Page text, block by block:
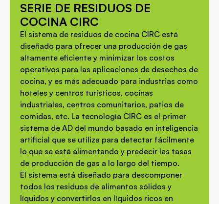
SERIE DE RESIDUOS DE
COCINA CIRC
El sistema de residuos de cocina CIRC está
diseñado para ofrecer una producción de gas
altamente eficiente y minimizar los costos
operativos para las aplicaciones de desechos de
cocina, y es más adecuado para industrias como
hoteles y centros turísticos, cocinas
industriales, centros comunitarios, patios de
comidas, etc. La tecnología CIRC es el primer
sistema de AD del mundo basado en inteligencia
artificial que se utiliza para detectar fácilmente
lo que se está alimentando y predecir las tasas
de producción de gas a lo largo del tiempo.
El sistema está diseñado para descomponer
todos los residuos de alimentos sólidos y
líquidos y convertirlos en líquidos ricos en